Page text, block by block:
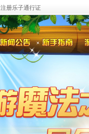
注册乐子通行证